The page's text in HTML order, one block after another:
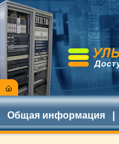
Общая информация